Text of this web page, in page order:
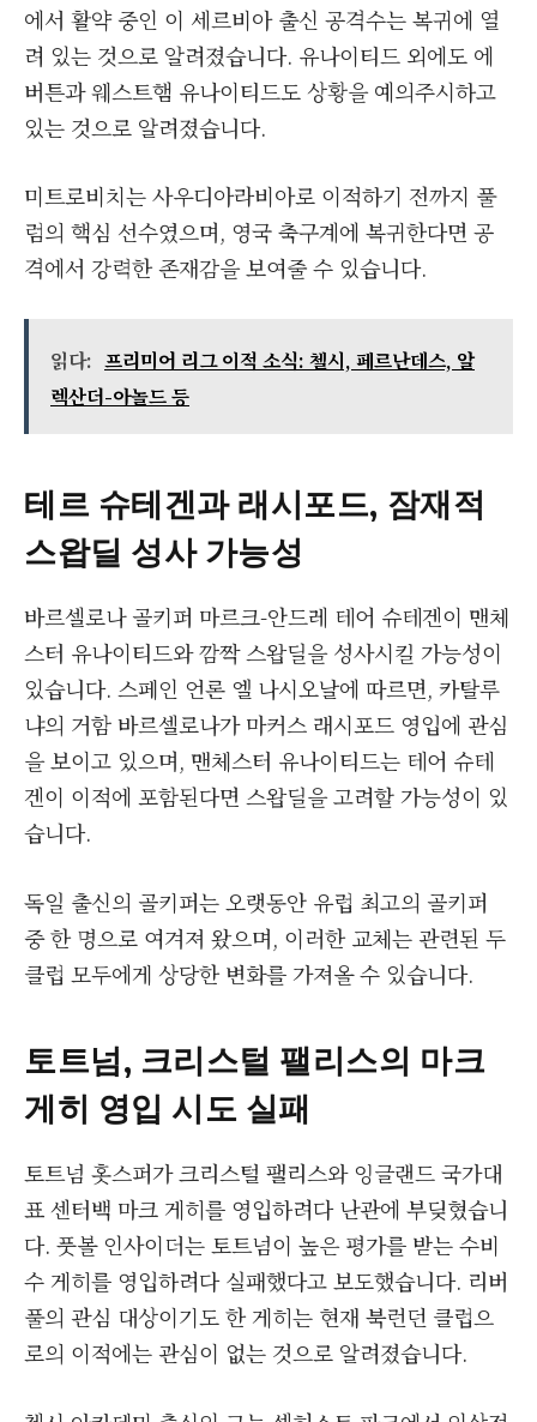
에서 활약 중인 이 세르비아 출신 공격수는 복귀에 열
려 있는 것으로 알려졌습니다. 유나이티드 외에도 에
버튼과 웨스트햄 유나이티드도 상황을 예의주시하고
있는 것으로 알려졌습니다.
미트로비치는 사우디아라비아로 이적하기 전까지 풀
럼의 핵심 선수였으며, 영국 축구계에 복귀한다면 공
격에서 강력한 존재감을 보여줄 수 있습니다.
읽다: 프리미어 리그 이적 소식: 첼시, 페르난데스, 알
렉산더-아놀드 등
테르 슈테겐과 래시포드, 잠재적
스왑딜 성사 가능성
바르셀로나 골키퍼 마르크-안드레 테어 슈테겐이 맨체
스터 유나이티드와 깜짝 스왑딜을 성사시킬 가능성이
있습니다. 스페인 언론 엘 나시오날에 따르면, 카탈루
냐의 거함 바르셀로나가 마커스 래시포드 영입에 관심
을 보이고 있으며, 맨체스터 유나이티드는 테어 슈테
겐이 이적에 포함된다면 스왑딜을 고려할 가능성이 있
습니다.
독일 출신의 골키퍼는 오랫동안 유럽 최고의 골키퍼
중 한 명으로 여겨져 왔으며, 이러한 교체는 관련된 두
클럽 모두에게 상당한 변화를 가져올 수 있습니다.
토트넘, 크리스털 팰리스의 마크
게히 영입 시도 실패
토트넘 홋스퍼가 크리스털 팰리스와 잉글랜드 국가대
표 센터백 마크 게히를 영입하려다 난관에 부딪혔습니
다. 풋볼 인사이더는 토트넘이 높은 평가를 받는 수비
수 게히를 영입하려다 실패했다고 보도했습니다. 리버
풀의 관심 대상이기도 한 게히는 현재 북런던 클럽으
로의 이적에는 관심이 없는 것으로 알려졌습니다.